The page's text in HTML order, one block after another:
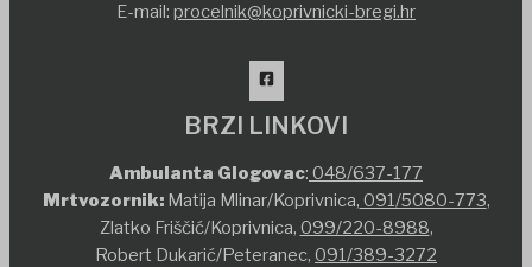
E-mail: procelnik@koprivnicki-bregi.hr
BRZI LINKOVI
Ambulanta Glogovac: 048/637-177
Mrtvozornik:Matija Mlinar/Koprivnica, 091/5080-773,
Zlatko Friščić/Koprivnica, 099/220-8988,
Robert Dukarić/Peteranec, 091/389-3272